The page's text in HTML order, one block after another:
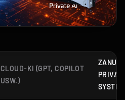
CLOUD-KI (GPT, COPILOT
USW.)
ZANUS
SYSTEM